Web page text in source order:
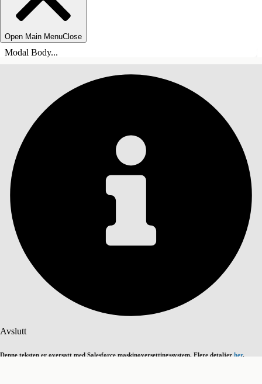
Open Main MenuClose
Modal Body...
Avslutt
Denne teksten er oversatt med Salesforce maskinoversettingssystem. Flere detaljer her.
Vis innholdsfortegnelse